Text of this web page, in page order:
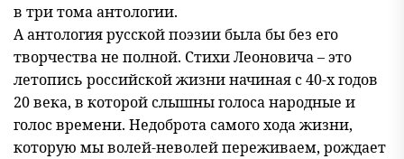
в три тома антологии.
А антология русской поэзии была бы без его
творчества не полной. Стихи Леоновича – это
летопись российской жизни начиная с 40-х годов
20 века, в которой слышны голоса народные и
голос времени. Недоброта самого хода жизни,
которую мы волей-неволей переживаем, рождает